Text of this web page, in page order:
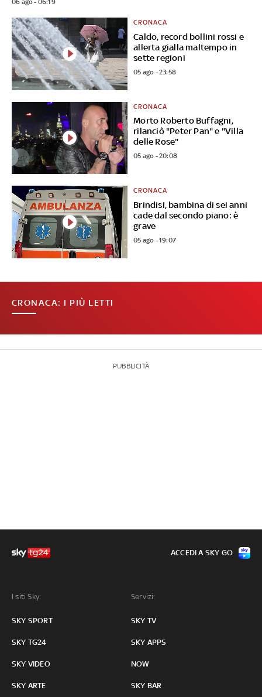
Caldo, record bollini rossi e
allerta gialla maltempo in
sette regioni
CRONACA
05 ago - 23:58
Morto Roberto Buffagni,
rilanciò "Peter Pan" e "Villa
delle Rose"
CRONACA
05 ago - 20:08
Brindisi, bambina di sei anni
cade dal secondo piano: è
grave
CRONACA
05 ago - 19:07
CRONACA: I PIÙ LETTI
PUBBLICITÀ
I siti Sky:
SKY SPORT
SKY TG24
SKY VIDEO
SKY ARTE
Servizi:
SKY TV
SKY APPS
NOW
SKY BAR
ACCEDI A SKY GO